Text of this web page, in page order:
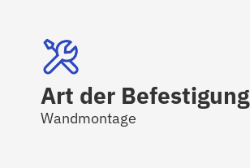
Art der Befestigung
Wandmontage